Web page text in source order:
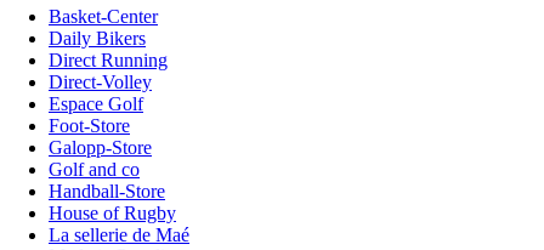
Basket-Center
Daily Bikers
Direct Running
Direct-Volley
Espace Golf
Foot-Store
Galopp-Store
Golf and co
Handball-Store
House of Rugby
La sellerie de Maé